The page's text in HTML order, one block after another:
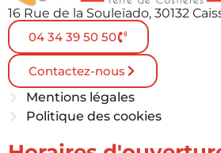
16 Rue de la Souleïado, 30132
04 34 39 50 50
Contactez-nous
Mentions légales
Politique des cookies